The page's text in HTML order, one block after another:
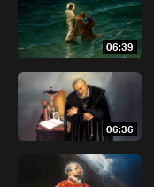
06:39
06:36